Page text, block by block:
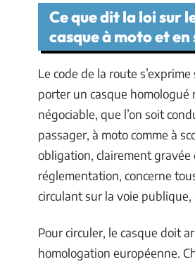
Ce que dit la loi sur
casque à moto et
Le code de la route
porter un casque homologué
négociable, que l’on soit
passager, à moto comme à
obligation, clairement gravée
réglementation, concerne
circulant sur la voie publique,
Pour circuler, le casque doit
homologation européenne.